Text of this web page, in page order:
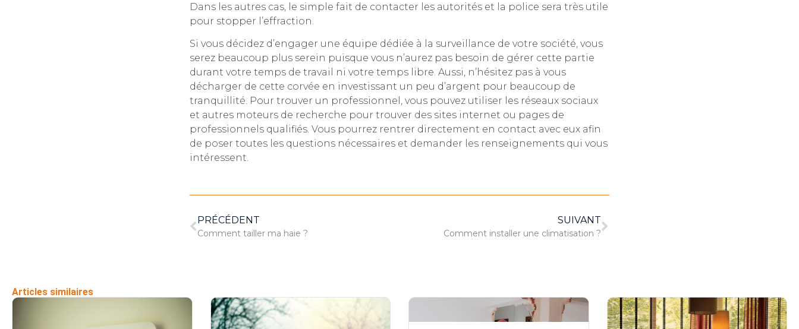
Dans les autres cas, le simple fait de contacter les autorités et la police sera très utile
pour stopper l’effraction.
Si vous décidez d’engager une équipe dédiée à la surveillance de votre société, vous
serez beaucoup plus serein puisque vous n’aurez pas besoin de gérer cette partie
durant votre temps de travail ni votre temps libre. Aussi, n’hésitez pas à vous
décharger de cette corvée en investissant un peu d’argent pour beaucoup de
tranquillité. Pour trouver un professionnel, vous pouvez utiliser les réseaux sociaux
et autres moteurs de recherche pour trouver des sites internet ou pages de
professionnels qualifiés. Vous pourrez rentrer directement en contact avec eux afin
de poser toutes les questions nécessaires et demander les renseignements qui vous
intéressent.
PRÉCÉDENT
Comment tailler ma haie ?
SUIVANT
Comment installer une climatisation ?
Articles similaires